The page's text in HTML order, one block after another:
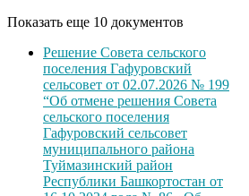
Показать еще 10 документов
Решение Совета сельского
поселения Гафуровский
сельсовет от 02.07.2026 № 199
“Об отмене решения Совета
сельского поселения
Гафуровский сельсовет
муниципального района
Туймазинский район
Республики Башкортостан от